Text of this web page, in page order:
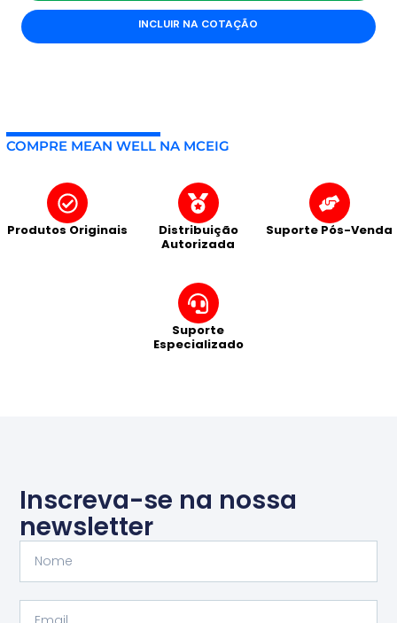
INCLUIR NA COTAÇÃO
COMPRE MEAN WELL NA MCEIG
Produtos Originais
Distribuição
Autorizada
Suporte Pós-Venda
Suporte
Especializado
Inscreva-se na nossa
newsletter